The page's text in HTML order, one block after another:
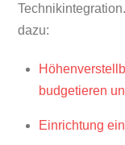
dazu:
budgetieren
Einrichtung